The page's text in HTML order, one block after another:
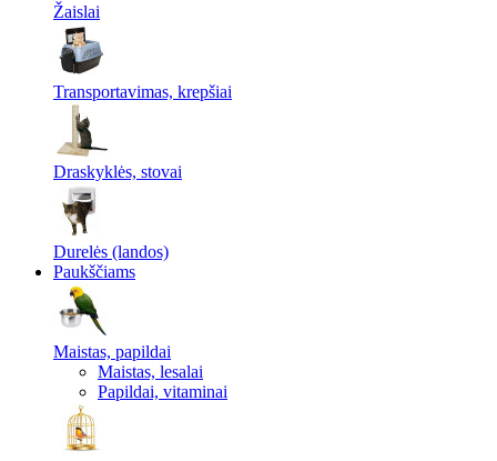
Žaislai
Transportavimas, krepšiai
Draskyklės, stovai
Durelės (landos)
Paukščiams
Maistas, papildai
Maistas, lesalai
Papildai, vitaminai